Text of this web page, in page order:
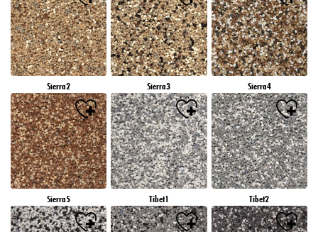
Sierra2 Sierra3 Sierra4
Sierra5 Tibet1 Tibet2